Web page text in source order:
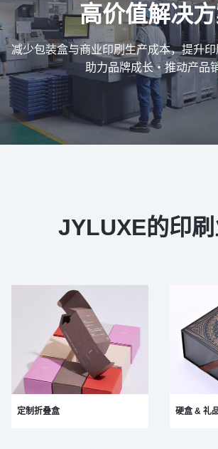
高价值解决
减少包装盒与商业印刷生产成本，提升
助力品牌成长・推动产品
JYLUXE的印
定制折叠盒 硬盒 & 礼